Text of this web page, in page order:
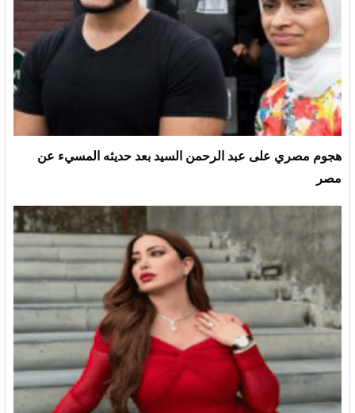
هجوم مصري على عبد الرحمن السيد بعد حديثه المسيء عن
مصر